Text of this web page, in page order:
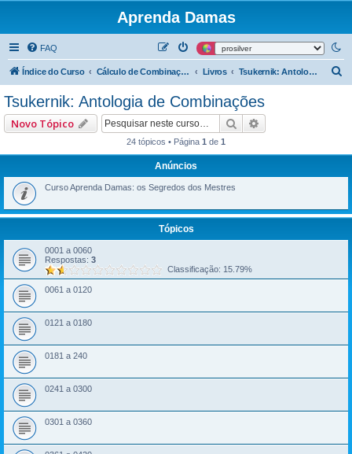
Aprenda Damas
FAQ
Índice do Curso Cálculo de Combinações Livros Tsukernik: Antologia de Combinações
r
Tsukernik: Antologia de Combinações
Novo Tópico Pesquisar
24 tópicos • Página 1 de 1
Anúncios
Curso Aprenda Damas: os Segredos dos Mestres
Tópicos
0001 a 0060
Respostas: 3
Classificação: 15.79%
0061 a 0120
0121 a 0180
0181 a 240
0241 a 0300
0301 a 0360